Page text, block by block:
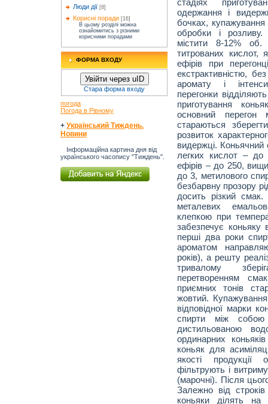
Люди дії [8]
Корисні поради [16]
В цьому розділі можна
ознайомитись з різними
корисними порадами
ФОРМА ВХОДУ
Увійти через uID
Стара форма входу
погода
Погода в Рівному
+ Український Тиждень.
Новини
Інформаційна картина дня від
українського часопису "Тиждень".
одержання і
бочках,
обробки і розливу.
містити 8-12%
титрованих кислот,
ефірів при
екстрактивністю,
аромату і
перегонки
приготування
основний
стараються
розвиток
видержці. Коньячний
легких кислот – до
ефірів – до 250,
до 3, метилового
безбарвну прозору
досить різкий
металевих
клепкою при
забезпечує коньяку
перші два роки
ароматом
років), а решту
тривалому
перетворенням
приємних тонів
жовтий.
відповідної марки
спирти між собою
дистильованою
ординарних
коньяк для
якості
фільтрують і
(марочні). Після
Залежно від
коньяки ділять на